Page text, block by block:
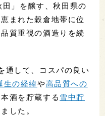
」を醸す、秋田県の
まれた穀倉地帯に位
質重視の酒造りを続
通して、コスパの良い
生の経緯や高品質への
酒を貯蔵する 雪中貯
した。